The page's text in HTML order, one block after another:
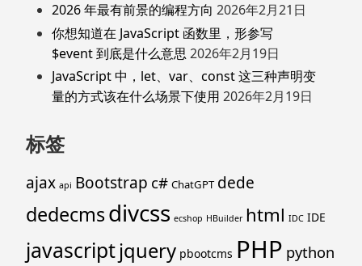
2026 年最有前景的编程方向 2026年2月21日
你想知道在 JavaScript 函数里，形参写
$event 到底是什么意思 2026年2月19日
JavaScript 中，let、var、const 这三种声明变
量的方式该在什么场景下使用 2026年2月19日
标签
ajax api Bootstrap c# ChatGPT dede
dedecmsdivcss ecshop HBuilder html IDC IDE
javascriptjquery pbootcms PHP python